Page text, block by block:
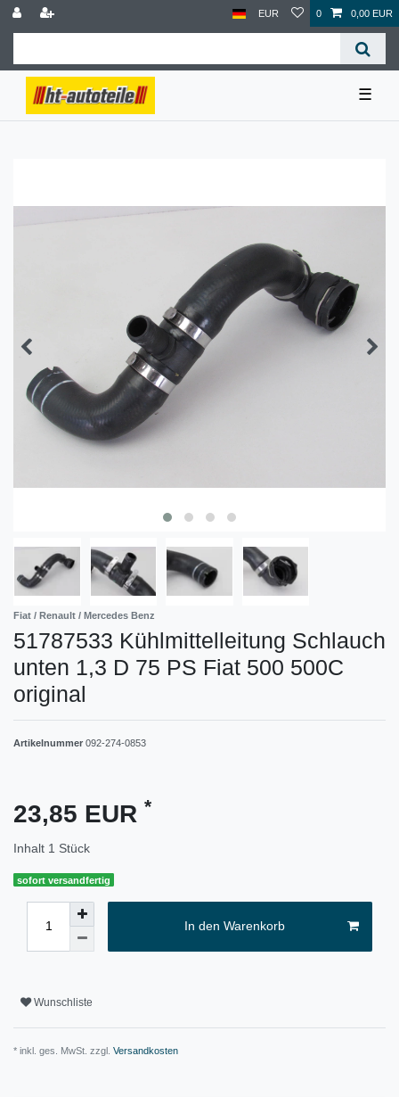
EUR 0 0,00 EUR
☰
Fiat / Renault / Mercedes Benz
51787533 Kühlmittelleitung Schlauch
unten 1,3 D 75 PS Fiat 500 500C
original
Artikelnummer 092-274-0853
23,85 EUR *
Inhalt 1 Stück
sofort versandfertig
In den Warenkorb
Wunschliste
* inkl. ges. MwSt. zzgl. Versandkosten